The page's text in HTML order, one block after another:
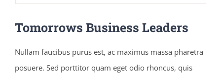
Tomorrows Business Leaders
Nullam faucibus purus est, ac maximus massa pharetra
posuere. Sed porttitor quam eget odio rhoncus, quis